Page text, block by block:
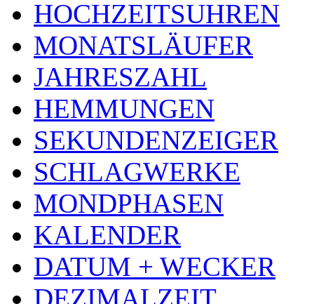
HOCHZEITSUHREN
MONATSLÄUFER
JAHRESZAHL
HEMMUNGEN
SEKUNDENZEIGER
SCHLAGWERKE
MONDPHASEN
KALENDER
DATUM + WECKER